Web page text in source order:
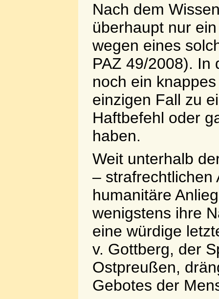
Nach dem
überhaupt nur
wegen eines
PAZ 49/2008). In
noch ein
einzigen Fall zu
Haftbefehl oder
haben.
Weit unterhalb
– strafrechtlichen
humanitäre
wenigstens ihre
eine würdige
v. Gottberg, der
Ostpreußen,
Gebotes der